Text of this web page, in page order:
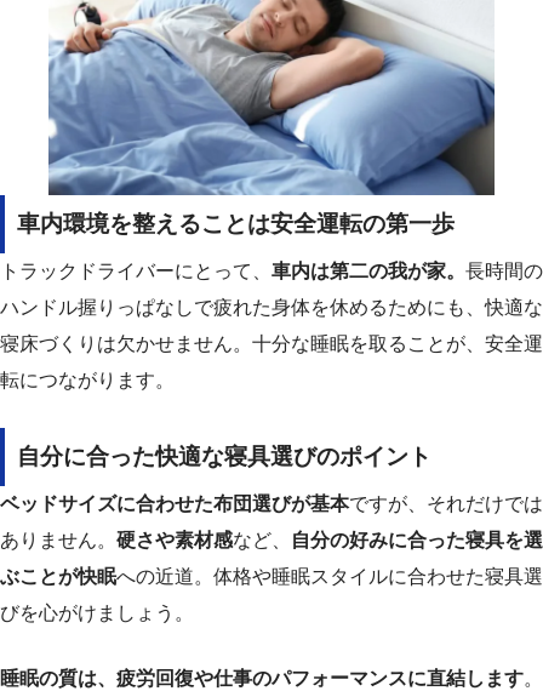
車内環境を整えることは安全運転の第一歩
トラックドライバーにとって、 車内は第二の我が家。 長時間の
ハンドル握りっぱなしで疲れた身体を休めるためにも、快適な
寝床づくりは欠かせません。十分な睡眠を取ることが、安全運
転につながります。
自分に合った快適な寝具選びのポイント
ベッドサイズに合わせた布団選びが基本ですが、それだけでは
ありません。 硬さや素材感など、
自分の好みに合った寝具を選
ぶことが快眠への近道。体格や睡眠スタイルに合わせた寝具選
びを心がけましょう。
睡眠の質は、疲労回復や仕事のパフォーマンスに直結します。